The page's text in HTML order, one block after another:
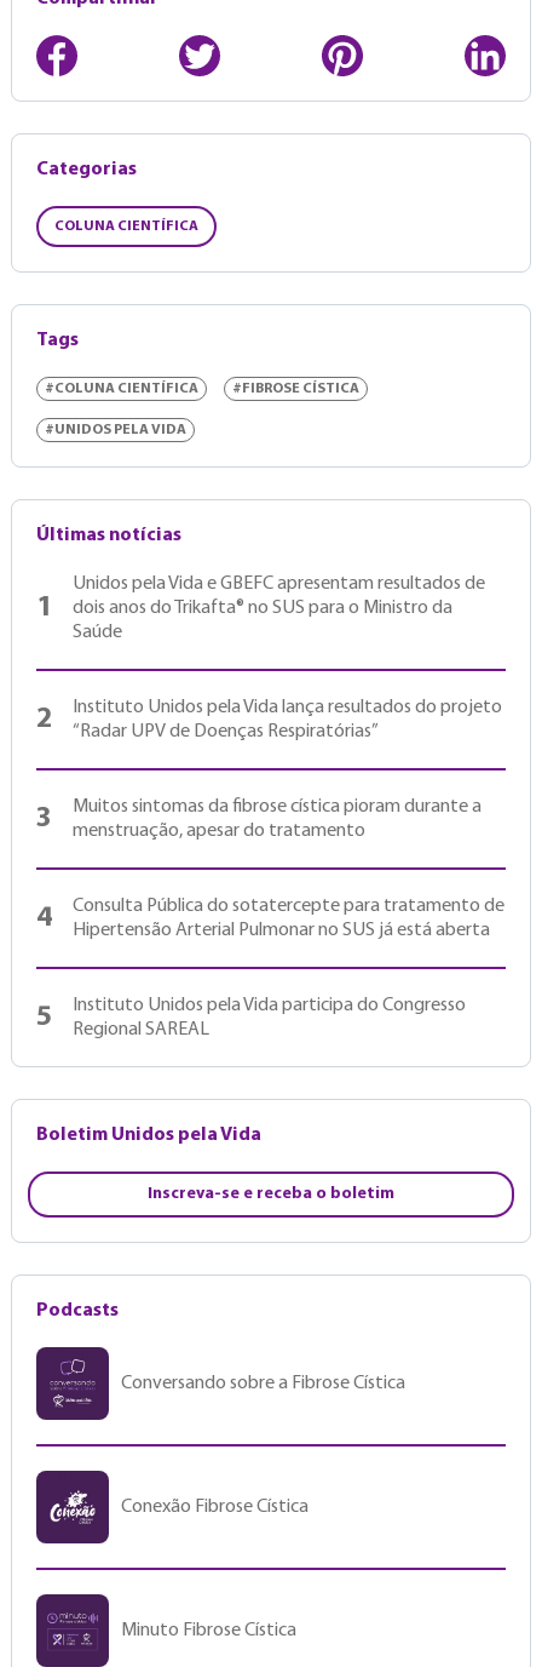
Categorias
COLUNA CIENTÍFICA
Tags
#COLUNA CIENTÍFICA #FIBROSE CÍSTICA
#UNIDOS PELA VIDA
Últimas notícias
1
Unidos pela Vida e GBEFC apresentam resultados de
dois anos do Trikafta® no SUS para o Ministro da
Saúde
2
Instituto Unidos pela Vida lança resultados do projeto
“Radar UPV de Doenças Respiratórias”
3
Muitos sintomas da fibrose cística pioram durante a
menstruação, apesar do tratamento
4
Consulta Pública do sotatercepte para tratamento de
Hipertensão Arterial Pulmonar no SUS já está aberta
5
Instituto Unidos pela Vida participa do Congresso
Regional SAREAL
Boletim Unidos pela Vida
Inscreva-se e receba o boletim
Podcasts
Conversando sobre a Fibrose Cística
Conexão Fibrose Cística
Minuto Fibrose Cística